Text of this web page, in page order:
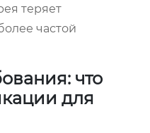
теряет
частой
что
для